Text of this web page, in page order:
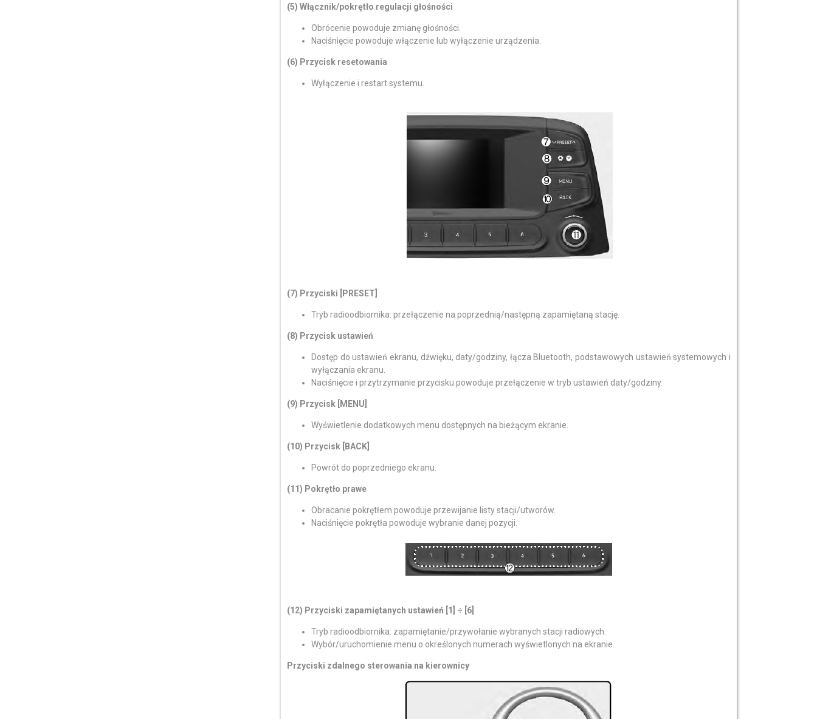
(5) Włącznik/pokrętło regulacji głośności
Obrócenie powoduje zmianę głośności.
Naciśnięcie powoduje włączenie lub wyłączenie urządzenia.
(6) Przycisk resetowania
Wyłączenie i restart systemu.
(7) Przyciski [PRESET]
Tryb radioodbiornika: przełączenie na poprzednią/następną zapamiętaną stację.
(8) Przycisk ustawień
Dostęp do ustawień ekranu, dźwięku, daty/godziny, łącza Bluetooth, podstawowych ustawień systemowych i
wyłączania ekranu.
Naciśnięcie i przytrzymanie przycisku powoduje przełączenie w tryb ustawień daty/godziny.
(9) Przycisk [MENU]
Wyświetlenie dodatkowych menu dostępnych na bieżącym ekranie.
(10) Przycisk [BACK]
Powrót do poprzedniego ekranu.
(11) Pokrętło prawe
Obracanie pokrętłem powoduje przewijanie listy stacji/utworów.
Naciśnięcie pokrętła powoduje wybranie danej pozycji.
(12) Przyciski zapamiętanych ustawień [1] ÷ [6]
Tryb radioodbiornika: zapamiętanie/przywołanie wybranych stacji radiowych.
Wybór/uruchomienie menu o określonych numerach wyświetlonych na ekranie.
Przyciski zdalnego sterowania na kierownicy